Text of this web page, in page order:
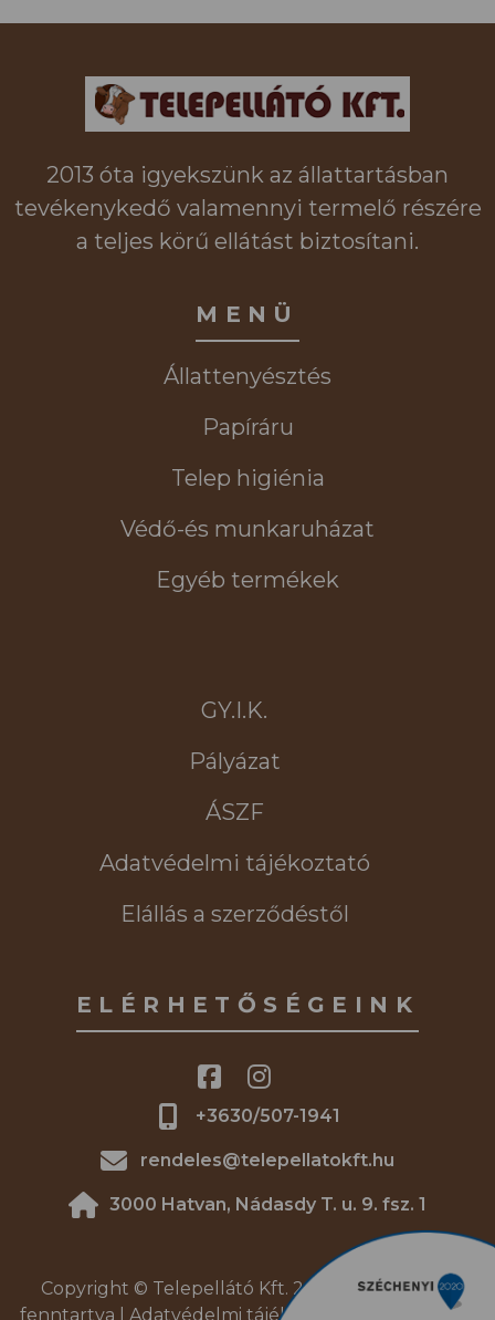
2013 óta igyekszünk az állattartásban
tevékenykedő valamennyi termelő részére
a teljes körű ellátást biztosítani.
MENÜ
Állattenyésztés
Papíráru
Telep higiénia
Védő-és munkaruházat
Egyéb termékek
GY.I.K.
Pályázat
ÁSZF
Adatvédelmi tájékoztató
Elállás a szerződéstől
ELÉRHETŐSÉGEINK
+3630/507-1941
rendeles@telepellatokft.hu
3000 Hatvan, Nádasdy T. u. 9. fsz. 1
Copyright © Telepellátó Kft. 2026. | Minden jog
fenntartva | Adatvédelmi tájékoztató DREAM4SYS